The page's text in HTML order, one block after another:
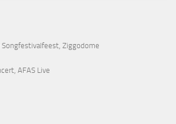
Songfestivalfeest, Ziggodome
AFAS Live